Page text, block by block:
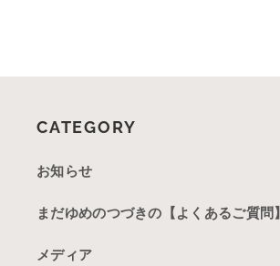
CATEGORY
お知らせ
まだゆめのつづきの【よくあるご質問】
メディア